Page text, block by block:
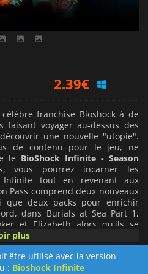
2.39€
2.23€
franchise Bioshock à de
faisant voyager au-dessus des
une nouvelle "utopie".
de contenu pour le jeu, ne
le BioShock Infinite - Season
vous pourrez incarner les
Infinite tout en revenant aux
Pass comprend deux nouveaux
que deux packs pour enrichir
dans Burials at Sea Part 1,
et Elizabeth alors qu'ils se
la ville sous-marine qui a tout
cette fois, vous la verrez avant
avec le moteur de
un tout nouveau côté de la
plus
être utilisé avec la version
: Bioshock Infinite